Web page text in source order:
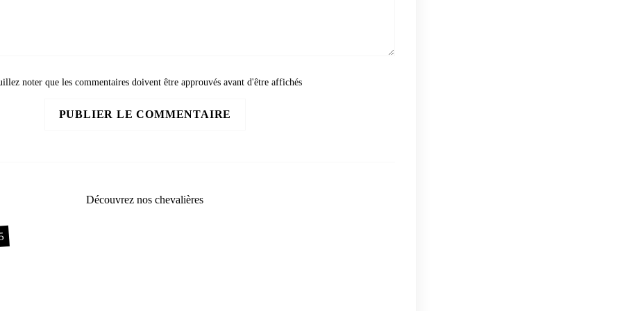
noter que les commentaires doivent être approuvés avant d'être affichés
PUBLIER LE COMMENTAIRE
Découvrez nos chevalières